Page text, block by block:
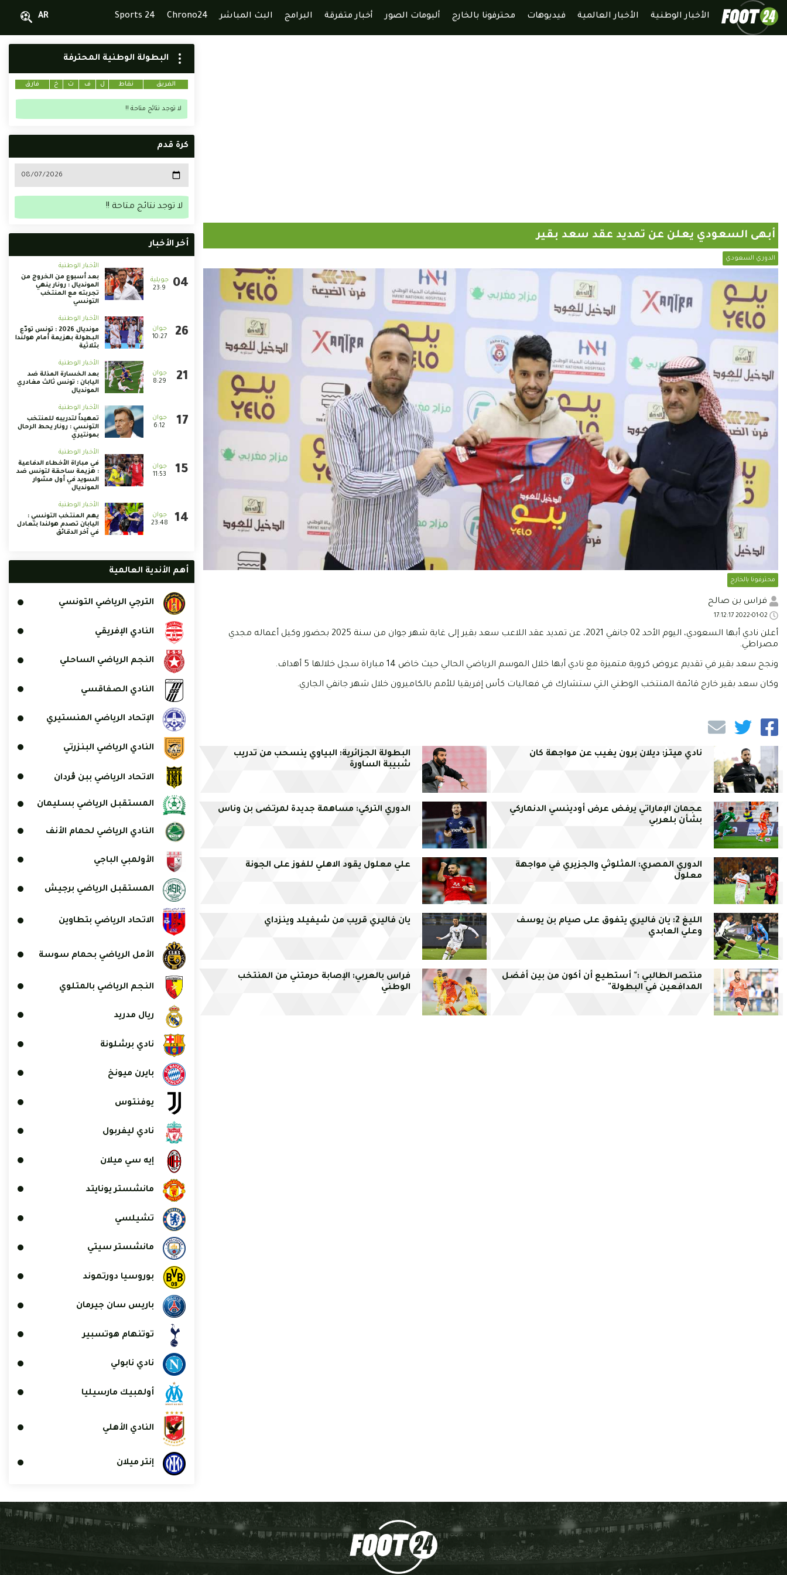
الأخبار الوطنية الأخبار العالمية فيديوهات محترفونا بالخارج ألبومات الصور أخبار متفرقة البرامج البث المباشر Chrono24
Sports 24
AR
أبهى السعودي يعلن عن تمديد عقد سعد بقير
الدوري السعودي
محترفونا بالخارج
فراس بن صالح
أعلن نادي أبها السعودي، اليوم الأحد 02 جانفي 2021، عن تمديد عقد اللاعب سعد بقير إلى غاية شهر جوان من سنة 2025 بحضور وكيل أعماله مجدي
مصراطي.
ونجح سعد بقير في تقديم عروض كروية متميزة مع نادي أبها خلال الموسم الرياضي الحالي حيث خاض 14 مباراة سجل خلالها 5 أهداف.
وكان سعد بقير خارج قائمة المنتخب الوطني التي ستشارك في فعاليات كأس إفريقيا للأمم بالكاميرون خلال شهر جانفي الجاري.
نادي ميتز: ديلان برون يغيب عن مواجهة كان
البطولة الجزائرية: البياوي ينسحب من تدريب
شبيبة الساورة
عجمان الإماراتي يرفض عرض أودينسي الدنماركي
بشأن بلعربي
الدوري التركي: مساهمة جديدة لمرتضى بن وناس
الدوري المصري: المثلوثي والجزيري في مواجهة
معلول
علي معلول يقود الاهلي للفوز على الجونة
الليغ 2: يان فاليري يتفوق على صيام بن يوسف
وعلي العابدي
يان فاليري قريب من شيفيلد وينزداي
منتصر الطالبي :" أستطيع أن أكون من بين أفضل
المدافعين في البطولة"
فراس بالعربي: الإصابة حرمتني من المنتخب
الوطني
البطولة الوطنية المحترفة
الفريق نقاط ل ف ت خ فارق
لا توجد نتائج متاحة !!
كرة قدم
لا توجد نتائج متاحة !!
أخر الأخبار
23:9
الأخبار الوطنية
بعد أسبوع من الخروج من
المونديال : رونار ينهي
تجربته مع المنتخب
التونسي
10:27
الأخبار الوطنية
مونديال 2026 : تونس تودّع
البطولة بهزيمة أمام هولندا
بثلاثية
8:29
الأخبار الوطنية
بعد الخسارة المذلة ضد
اليابان : تونس ثالث مغادري
المونديال
6:12
الأخبار الوطنية
تمهيداً لتدريبه للمنتخب
التونسي : رونار يحط الرحال
بمونتيري
11:53
الأخبار الوطنية
في مباراة الأخطاء الدفاعية
: هزيمة ساحقة لتونس ضد
السويد في أول مشوار
المونديال
23:48
الأخبار الوطنية
يهم المنتخب التونسي :
اليابان تصدم هولندا بتعادل
في آخر الدقائق
أهم الأندية العالمية
الترجي الرياضي التونسي
النادي الإفريقي
النجم الرياضي الساحلي
النادي الصفاقسي
الإتحاد الرياضي المنستيري
النادي الرياضي البنزرتي
الاتحاد الرياضي ببن ڨردان
المستقبل الرياضي بسليمان
النادي الرياضي لحمام الأنف
الأولمبي الباجي
المستقبل الرياضي برجيش
الاتحاد الرياضي بتطاوين
الأمل الرياضي بحمام سوسة
النجم الرياضي بالمتلوي
ريال مدريد
نادي برشلونة
بايرن ميونخ
يوفنتوس
نادي ليفربول
إيه سي ميلان
مانشستر يونايتد
تشيلسي
مانشستر سيتي
بوروسيا دورتموند
باريس سان جيرمان
توتنهام هوتسبير
نادي نابولي
أولمبيك مارسيليا
النادي الأهلي
إنتر ميلان